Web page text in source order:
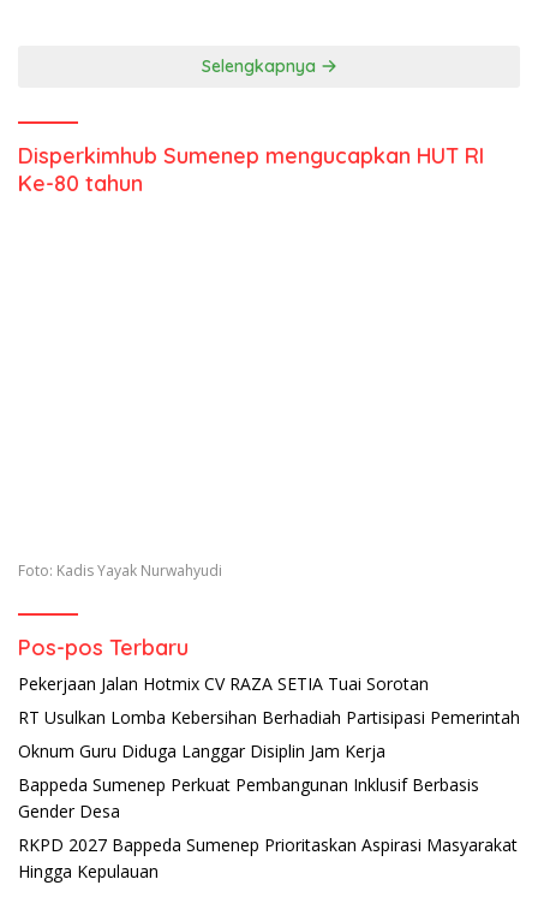
Selengkapnya
Disperkimhub Sumenep mengucapkan HUT RI
Ke-80 tahun
Foto: Kadis Yayak Nurwahyudi
Pos-pos Terbaru
Pekerjaan Jalan Hotmix CV RAZA SETIA Tuai Sorotan
RT Usulkan Lomba Kebersihan Berhadiah Partisipasi Pemerintah
Oknum Guru Diduga Langgar Disiplin Jam Kerja
Bappeda Sumenep Perkuat Pembangunan Inklusif Berbasis
Gender Desa
RKPD 2027 Bappeda Sumenep Prioritaskan Aspirasi Masyarakat
Hingga Kepulauan